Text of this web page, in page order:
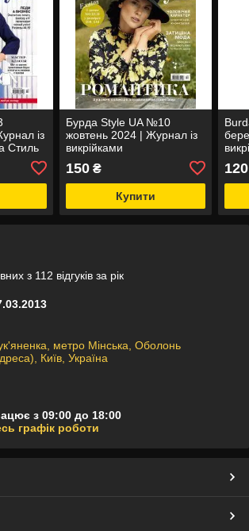
із
Стиль
Бурда Style UA №10
жовтень 2024 | Журнал із
викрійками
150₴
Купити
120
з 112 відгуків за рік
метро Мінська, Оболонь
Київ, Україна
з 09:00 до 18:00
графік роботи